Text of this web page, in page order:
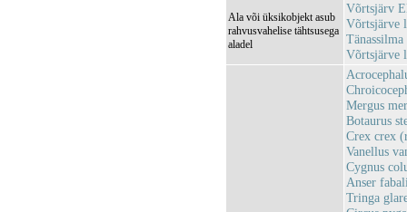
Ala või üksikobjekt asub
rahvusvahelise tähtsusega
aladel
Võrtsjärv
Võrtsjärve
Võrtsjärve
Mergus
Botaurus
Crex crex
Vanellus
Cygnus
Anser
Tringa